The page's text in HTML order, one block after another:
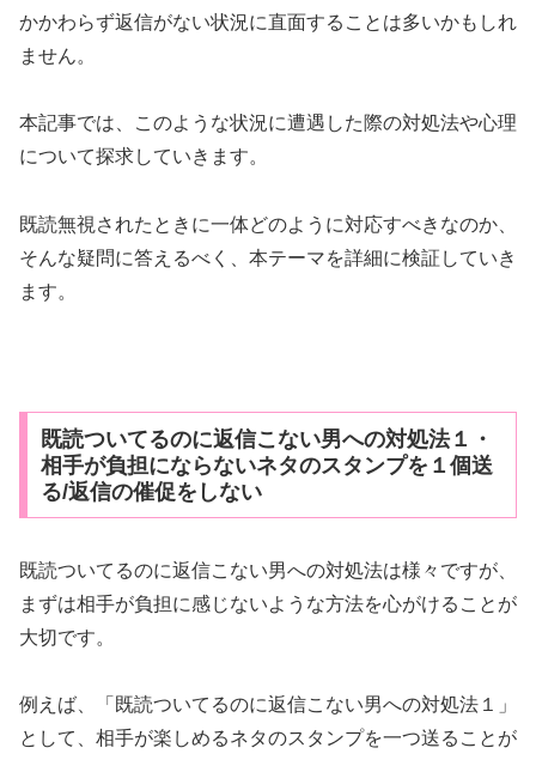
かかわらず返信がない状況に直面することは多いかもしれ
ません。
本記事では、このような状況に遭遇した際の対処法や心理
について探求していきます。
既読無視されたときに一体どのように対応すべきなのか、
そんな疑問に答えるべく、本テーマを詳細に検証していき
ます。
既読ついてるのに返信こない男への対処法１・
相手が負担にならないネタのスタンプを１個送
る/返信の催促をしない
既読ついてるのに返信こない男への対処法は様々ですが、
まずは相手が負担に感じないような方法を心がけることが
大切です。
例えば、「既読ついてるのに返信こない男への対処法１」
として、相手が楽しめるネタのスタンプを一つ送ることが